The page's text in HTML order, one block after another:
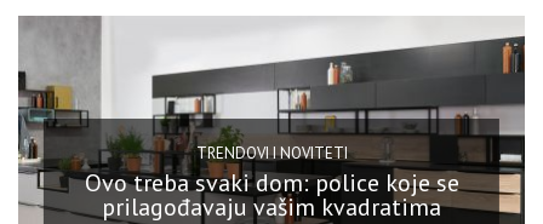
TRENDOVI I NOVITETI
Ovo treba svaki dom: police koje se
prilagođavaju vašim kvadratima